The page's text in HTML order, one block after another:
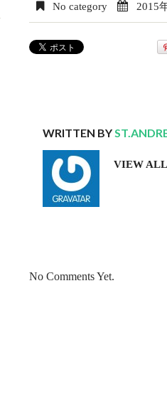
No category 2015
WRITTEN BY
VIEW ALL
No Comments Yet.